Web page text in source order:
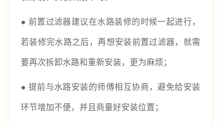
● 前置过滤器建议在水路装修的时候一起进行，
若装修完水路之后，再想安装前置过滤器，就需
要再次拆卸水路和重新安装，更为麻烦；
● 提前与水路安装的师傅相互协商，避免给安装
环节增加不便，并且商量好安装位置；